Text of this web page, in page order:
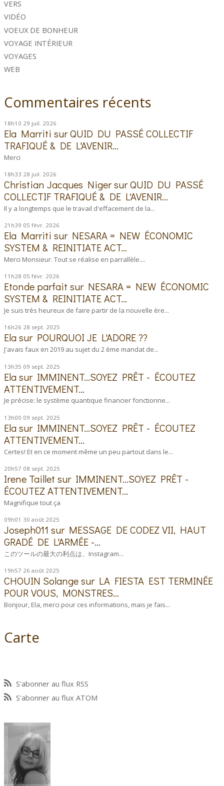
VERS
VIDÉO
VOEUX DE BONHEUR
VOYAGE INTÉRIEUR
VOYAGES
WEB
Commentaires récents
18h10 29 juil. 2026
Ela Marriti surQUID DU PASSÉ COLLECTIF
TRAFIQUÉ & DE L'AVENIR...
Merci
18h33 28 juil. 2026
Christian Jacques NigersurQUID DU PASSÉ
COLLECTIF TRAFIQUÉ & DE L'AVENIR...
Il y a longtemps que le travail d'effacement de la...
21h39 05 févr. 2026
Ela Marriti sur NESARA = NEW ÉCONOMIC
SYSTEM & REINITIATE ACT...
Merci Monsieur. Tout se réalise en parrallèle....
11h28 05 févr. 2026
Etonde parfait sur NESARA = NEW ÉCONOMIC
SYSTEM & REINITIATE ACT...
Je suis très heureux de faire partir de la nouvelle ère...
16h26 28 sept. 2025
Elasur POURQUOI JE L'ADORE ??
J'avais faux en 2019 au sujet du 2 ème mandat de...
13h35 09 sept. 2025
Elasur IMMINENT...SOYEZ PRÊT - ÉCOUTEZ
ATTENTIVEMENT...
Je précise: le système quantique financier fonctionne...
13h00 09 sept. 2025
Elasur IMMINENT...SOYEZ PRÊT - ÉCOUTEZ
ATTENTIVEMENT...
Certes! Et en ce moment même un peu partout dans le...
20h57 08 sept. 2025
Irene Taillet sur IMMINENT...SOYEZ PRÊT -
ÉCOUTEZ ATTENTIVEMENT...
Magnifique tout ça
09h01 30 août 2025
Joseph011 sur MESSAGE DE CODEZ VII, HAUT
GRADÉ DE L'ARMÉE -...
このツールの最大の利点は、Instagram...
19h57 26 août 2025
CHOUIN Solangesur LA FIESTA EST TERMINÉE
POUR VOUS, MONSTRES...
Bonjour, Ela, merci pour ces informations, mais je fais...
Carte
S'abonner au flux RSS
S'abonner au flux ATOM